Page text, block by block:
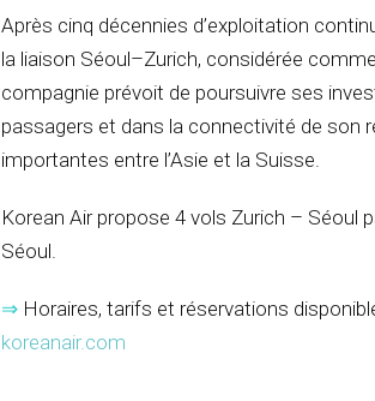
Après cinq décennies d’exploitation
la liaison Séoul–Zurich, considérée
compagnie prévoit de poursuivre ses
passagers et dans la connectivité de son
importantes entre l’Asie et la Suisse.
Korean Air propose 4 vols Zurich – Séoul
Séoul.
⇒ Horaires, tarifs et réservations
koreanair.com